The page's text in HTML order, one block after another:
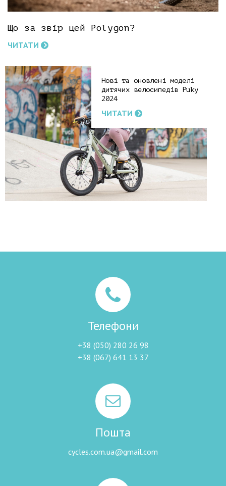
Що за звір цей Polygon?
ЧИТАТИ
Нові та оновлені моделі
дитячих велосипедів Puky
2024
ЧИТАТИ
Телефони
+38 (050) 280 26 98
+38 (067) 641 13 37
Пошта
cycles.com.ua@gmail.com